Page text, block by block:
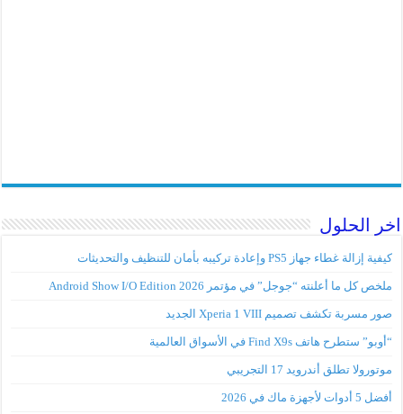
اخر الحلول
كيفية إزالة غطاء جهاز PS5 وإعادة تركيبه بأمان للتنظيف والتحديثات
ملخص كل ما أعلنته “جوجل” في مؤتمر Android Show I/O Edition 2026
صور مسربة تكشف تصميم Xperia 1 VIII الجديد
“أوبو” ستطرح هاتف Find X9s في الأسواق العالمية
موتورولا تطلق أندرويد 17 التجريبي
أفضل 5 أدوات لأجهزة ماك في 2026